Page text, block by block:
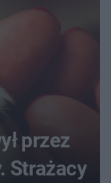
przez
Strażacy